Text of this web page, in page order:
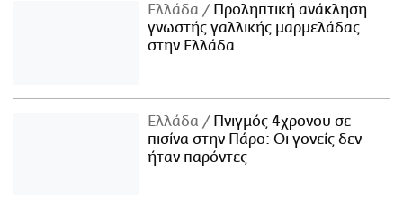
Ελλάδα
Προληπτική ανάκληση
γνωστής γαλλικής μαρμελάδας
στην Ελλάδα
Ελλάδα
Πνιγμός 4χρονου σε
πισίνα στην Πάρο: Οι γονείς δεν
ήταν παρόντες